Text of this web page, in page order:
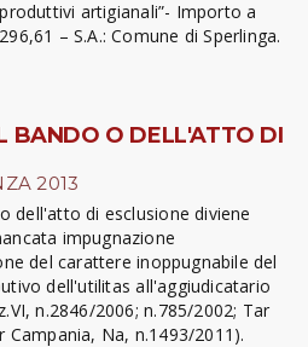
artigianali”- Importo a
– S.A.: Comune di Sperlinga.
BANDO O DELL'ATTO DI
2013
dell'atto di esclusione diviene
impugnazione
del carattere inoppugnabile del
dell'utilitas all'aggiudicatario
n.2846/2006; n.785/2002; Tar
Campania, Na, n.1493/2011).